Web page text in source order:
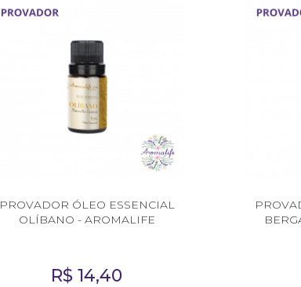
PROVADOR ÓLEO ESSENCIAL
OLÍBANO - AROMALIFE
R$14,40